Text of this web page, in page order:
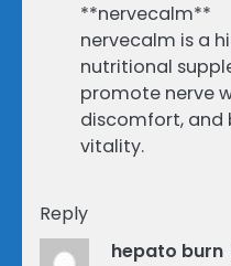
**nervecalm**
nervecalm is a
nutritional
promote nerve
discomfort, and
vitality.
Reply
hepato burn